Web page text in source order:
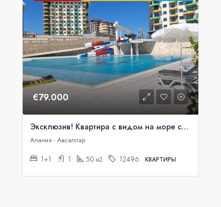
€79.000
Эксклюзив! Квартира с видом на море со скидкой 20%
Алания - Авсаллар
1+1 1 50 м2 12496 КВАРТИРЫ